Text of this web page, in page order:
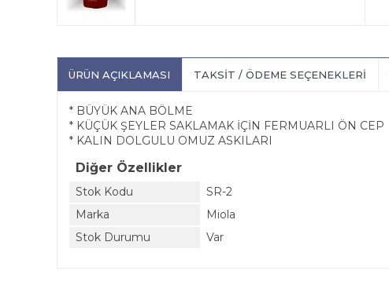
ÜRÜN AÇIKLAMASI TAKSIT / ÖDEME SEÇENEKLERI
* BÜYÜK ANA BÖLME
* KÜÇÜK ŞEYLER SAKLAMAK İÇİN FERMUARLI ÖN CEP
* KALIN DOLGULU OMUZ ASKILARI
Diğer Özellikler
Stok Kodu
SR-2
Marka
Miola
Stok Durumu
Var